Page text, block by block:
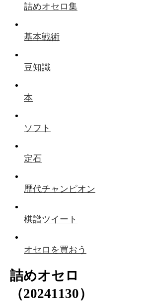
詰めオセロ集
基本戦術
豆知識
本
ソフト
定石
歴代チャンピオン
棋譜ツイート
オセロを買おう
詰めオセロ
（20241130）